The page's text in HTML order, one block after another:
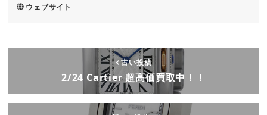
ウェブサイト
古い投稿
2/24 Cartier 超高価買取中！！